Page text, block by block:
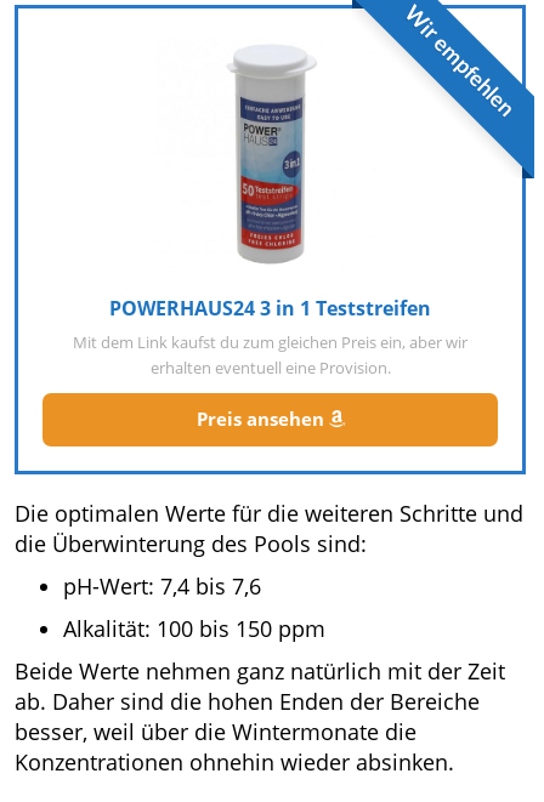
Wir empfehlen
POWERHAUS24 3 in 1 Teststreifen
Mit dem Link kaufst du zum gleichen Preis ein, aber wir
erhalten eventuell eine Provision.
Preis ansehen
Die optimalen Werte für die weiteren Schritte und
die Überwinterung des Pools sind:
pH-Wert: 7,4 bis 7,6
Alkalität: 100 bis 150 ppm
Beide Werte nehmen ganz natürlich mit der Zeit
ab. Daher sind die hohen Enden der Bereiche
besser, weil über die Wintermonate die
Konzentrationen ohnehin wieder absinken.